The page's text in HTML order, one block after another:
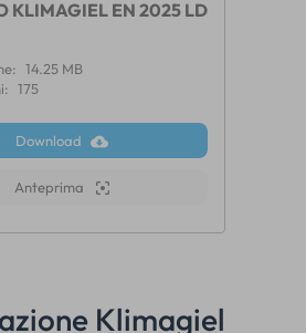
KLIMAGIEL EN 2025 LD
14.25 MB
175
Download
Anteprima
Klimagiel